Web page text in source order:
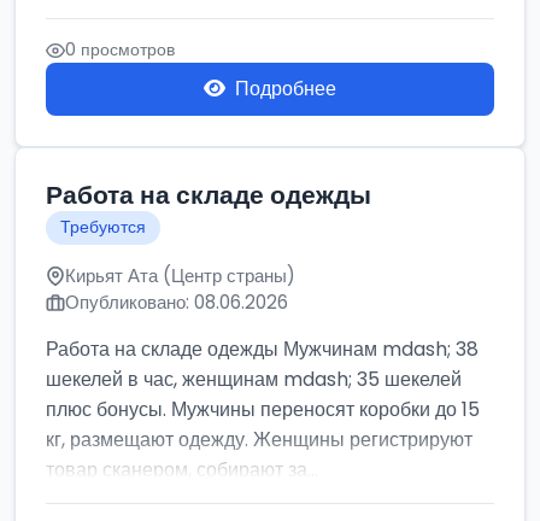
0 просмотров
Подробнее
Работа на складе одежды
Требуются
Кирьят Ата (Центр страны)
Опубликовано: 08.06.2026
Работа на складе одежды Мужчинам mdash; 38
шекелей в час, женщинам mdash; 35 шекелей
плюс бонусы. Мужчины переносят коробки до 15
кг, размещают одежду. Женщины регистрируют
товар сканером, собирают за...